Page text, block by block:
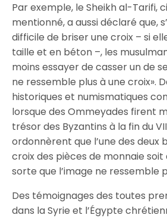
Par exemple, le Sheikh al-Tarifi,
mentionné, a aussi déclaré que,
difficile de briser une croix – si
taille et en béton –, les
moins essayer de casser un de
ne ressemble plus à une croix».
historiques et numismatiques
lorsque des Ommeyades firent
trésor des Byzantins à la fin du
ordonnèrent que l’une des deux
croix des pièces de monnaie
sorte que l’image ne ressemble
Des témoignages des toutes
dans la Syrie et l’Égypte